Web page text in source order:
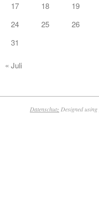
17
18 19
24
25 26
31
« Juli
Datenschutz Designed using